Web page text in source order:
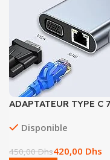
ADAPTATEUR TYPE C
Disponible
450,00Dhs420,00 Dhs